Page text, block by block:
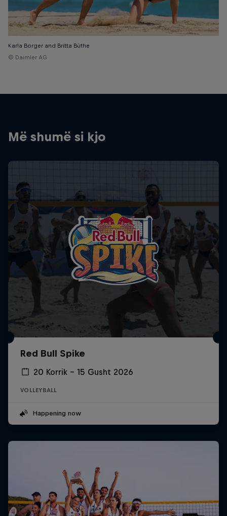
Karla Borger and Britta Büthe
© Daimler AG
Më shumë si kjo
Red Bull Spike
20 Korrik – 15 Gusht 2026
VOLLEYBALL
Happening now